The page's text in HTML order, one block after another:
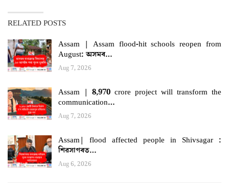
RELATED POSTS
Assam | Assam flood-hit schools reopen from
August: অসমৰ…
Aug 7, 2026
Assam | 8,970 crore project will transform the
communication…
Aug 7, 2026
Assam| flood affected people in Shivsagar :
শিৱসাগৰত…
Aug 6, 2026